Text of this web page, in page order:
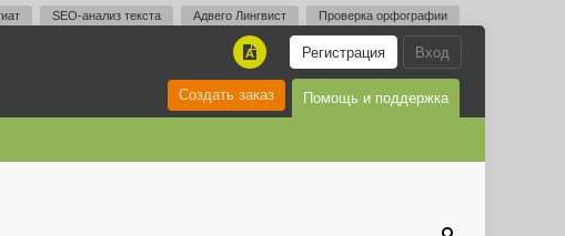
SEO-анализ текста Адвего Лингвист Проверка орфографии
Вход
Регистрация
A
Помощь и поддержка
Создать заказ